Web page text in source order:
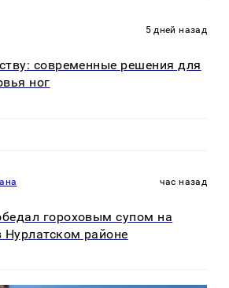
5 дней назад
современные решения для
ног
час назад
гороховым супом на
Нурлатском районе